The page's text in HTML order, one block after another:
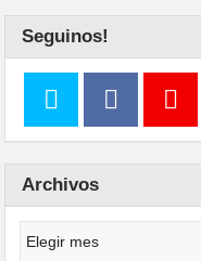
Seguinos!
Archivos